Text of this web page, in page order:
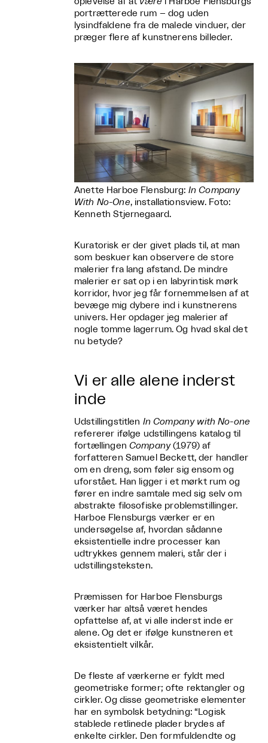
portrætterede rum – dog uden
lysindfaldene fra de malede vinduer, der
præger flere af kunstnerens billeder.
Anette Harboe Flensburg: In Company
With No-One, installationsview. Foto:
Kenneth Stjernegaard.
Kuratorisk er der givet plads til, at man
som beskuer kan observere de store
malerier fra lang afstand. De mindre
malerier er sat op i en labyrintisk mørk
korridor, hvor jeg får fornemmelsen af at
bevæge mig dybere ind i kunstnerens
univers. Her opdager jeg malerier af
nogle tomme lagerrum. Og hvad skal det
nu betyde?
Vi er alle alene inderst
inde
Udstillingstitlen In Company with No-one
refererer ifølge udstillingens katalog til
fortællingen Company(1979) af
forfatteren Samuel Beckett, der handler
om en dreng, som føler sig ensom og
uforstået. Han ligger i et mørkt rum og
fører en indre samtale med sig selv om
abstrakte filosofiske problemstillinger.
Harboe Flensburgs værker er en
undersøgelse af, hvordan sådanne
eksistentielle indre processer kan
udtrykkes gennem maleri, står der i
udstillingsteksten.
Præmissen for Harboe Flensburgs
værker har altså været hendes
opfattelse af, at vi alle inderst inde er
alene. Og det er ifølge kunstneren et
eksistentielt vilkår.
De fleste af værkerne er fyldt med
geometriske former; ofte rektangler og
cirkler. Og disse geometriske elementer
har en symbolsk betydning: “Logisk
stablede retlinede plader brydes af
enkelte cirkler. Den formfuldendte og